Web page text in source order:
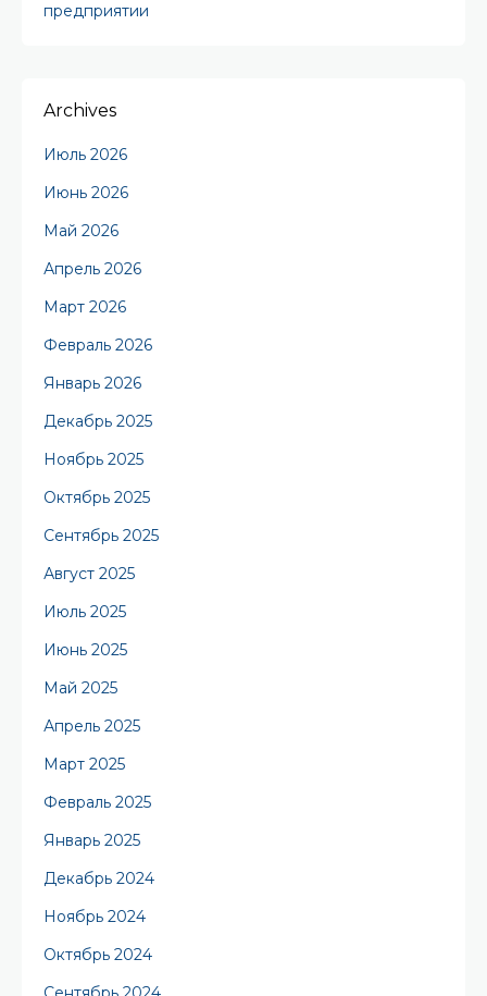
предприятии
Archives
Июль 2026
Июнь 2026
Май 2026
Апрель 2026
Март 2026
Февраль 2026
Январь 2026
Декабрь 2025
Ноябрь 2025
Октябрь 2025
Сентябрь 2025
Август 2025
Июль 2025
Июнь 2025
Май 2025
Апрель 2025
Март 2025
Февраль 2025
Январь 2025
Декабрь 2024
Ноябрь 2024
Октябрь 2024